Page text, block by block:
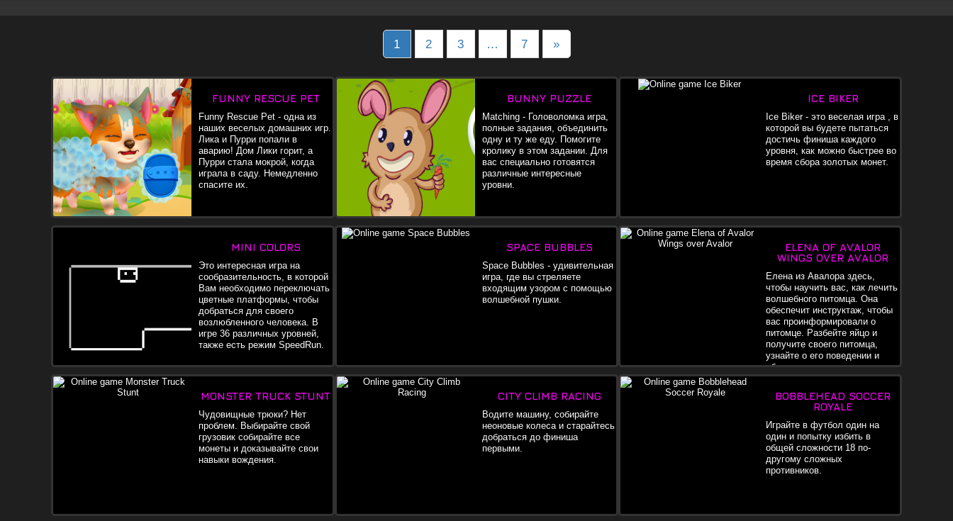
1 2 3 … 7 »
FUNNY RESCUE PET
Funny Rescue Pet - одна из
наших веселых домашних игр.
Лика и Пурри попали в
аварию! Дом Лики горит, а
Пурри стала мокрой, когда
играла в саду. Немедленно
спасите их.
BUNNY PUZZLE
Matching - Головоломка игра,
полные задания, объединить
одну и ту же еду. Помогите
кролику в этом задании. Для
вас специально готовятся
различные интересные
уровни.
ICE BIKER
Ice Biker - это веселая игра , в
которой вы будете пытаться
достичь финиша каждого
уровня, как можно быстрее во
время сбора золотых монет.
MINI COLORS
Это интересная игра на
сообразительность, в которой
Вам необходимо переключать
цветные платформы, чтобы
добраться для своего
возлюбленного человека. В
игре 36 различных уровней,
также есть режим SpeedRun.
SPACE BUBBLES
Space Bubbles - удивительная
игра, где вы стреляете
входящим узором с помощью
волшебной пушки.
ELENA OF AVALOR
WINGS OVER AVALOR
Елена из Авалора здесь,
чтобы научить вас, как лечить
волшебного питомца. Она
обеспечит инструктаж, чтобы
вас проинформировали о
питомце. Разбейте яйцо и
получите своего питомца,
узнайте о его поведении и
убедитесь, что он чувствует
себя отлично.
MONSTER TRUCK STUNT
Чудовищные трюки? Нет
проблем. Выбирайте свой
грузовик собирайте все
монеты и доказывайте свои
навыки вождения.
CITY CLIMB RACING
Водите машину, собирайте
неоновые колеса и старайтесь
добраться до финиша
первыми.
BOBBLEHEAD SOCCER
ROYALE
Играйте в футбол один на
один и попытку избить в
общей сложности 18 по-
другому сложных
противников.